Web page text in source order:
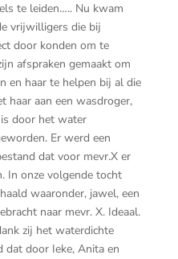
te leiden….. Nu kwam
vrijwilligers die bij
door konden om te
afspraken gemaakt om
en haar te helpen bij al die
haar aan een wasdroger,
door het water
Er werd een
dat voor mevr.X er
In onze volgende tocht
waaronder, jawel, een
naar mevr. X. Ideaal.
zij het waterdichte
dat door Ieke, Anita en